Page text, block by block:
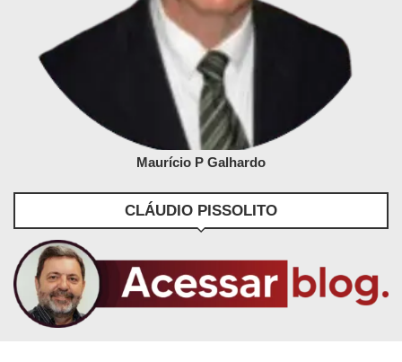
Maurício P Galhardo
CLÁUDIO PISSOLITO